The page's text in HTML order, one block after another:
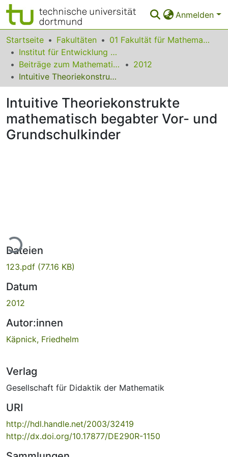
Anmelden
Bereiche & Sammlungen
Das gesamte Repositorium
Statistiken
FAQ
Leitlinien
Zurück zur Startseite
Startseite Fakultäten
01 Fakultät für Mathematik
Institut für Entwicklung und Erforschung des Mathematikunterrichts
Beiträge zum Mathematikunterricht
2012
Intuitive Theoriekonstrukte mathematisch begabter Vor- und Grundschulkinder
Intuitive Theoriekonstrukte
mathematisch begabter Vor- und
Grundschulkinder
Dateien
123.pdf (77.16 KB)
Datum
2012
Autor:innen
Käpnick, Friedhelm
Verlag
Gesellschaft für Didaktik der Mathematik
URI
http://hdl.handle.net/2003/32419
http://dx.doi.org/10.17877/DE290R-1150